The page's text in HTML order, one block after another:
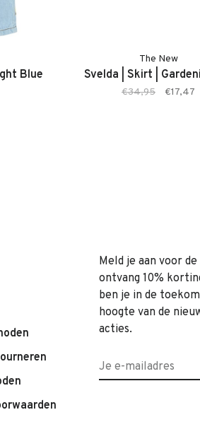
Blue
The New
Svelda | Skirt |
€34,95 €17,47
Meld je aan voor
ontvang 10%
ben je in de
hoogte van de
acties.